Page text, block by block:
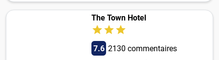
The Town Hotel
7.6 2130 commentaires